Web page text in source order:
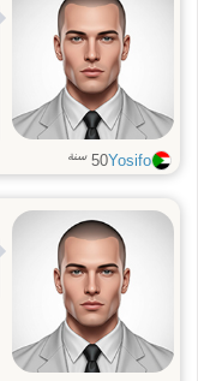
Yosifo
50 سنة